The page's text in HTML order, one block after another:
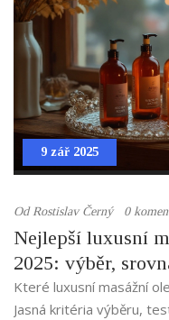
9 zář 2025
OdRostislav Černý 0
Nejlepší luxusní
2025: výběr,
Které luxusní masážní
Jasná kritéria výběru,